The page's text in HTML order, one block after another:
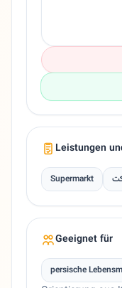
Leistungen
Supermarkt
Geeignet für
persische